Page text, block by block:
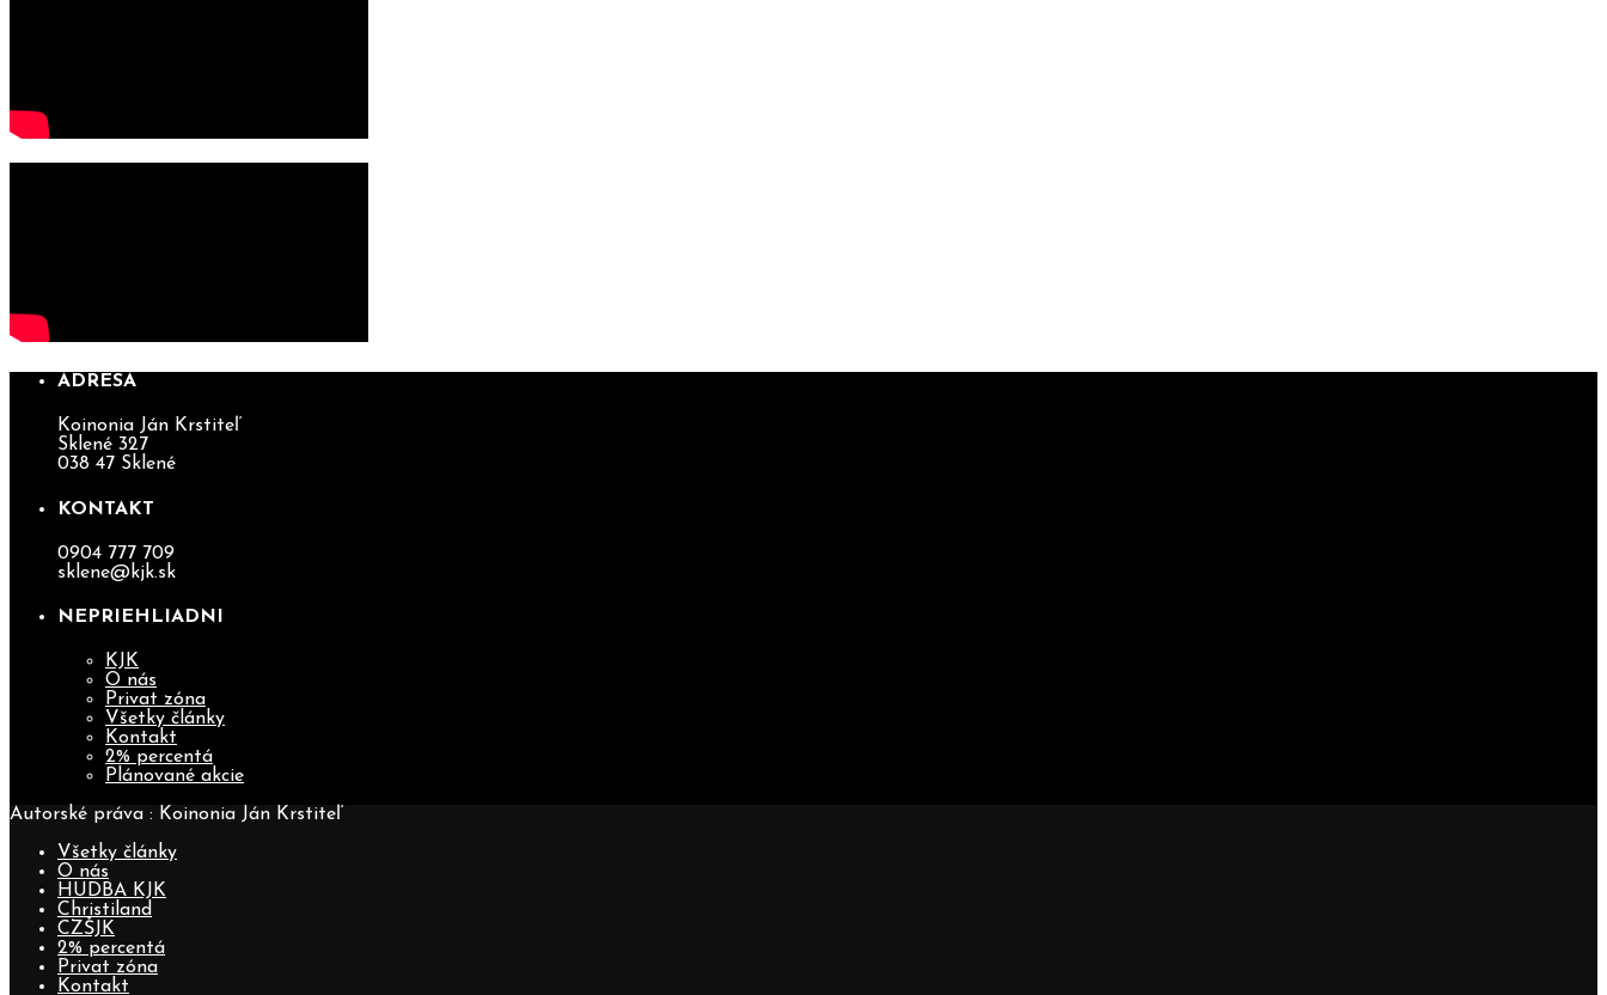
ADRESA
Koinonia Ján Krstiteľ
Sklené 327
038 47 Sklené
KONTAKT
0904 777 709
sklene@kjk.sk
NEPRIEHLIADNI
KJK
O nás
Privat zóna
Všetky články
Kontakt
2% percentá
Plánované akcie
Autorské práva : Koinonia Ján Krstiteľ
Všetky články
O nás
HUDBA KJK
Christiland
CZŠJK
2% percentá
Privat zóna
Kontakt